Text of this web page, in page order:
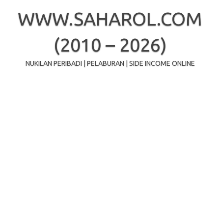
contentWWW.SAHAROL.COM
(2010 – 2026)
NUKILAN PERIBADI | PELABURAN | SIDE INCOME ONLINE